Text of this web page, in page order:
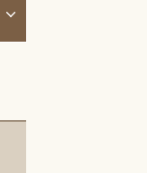
冪)
按發佈時間